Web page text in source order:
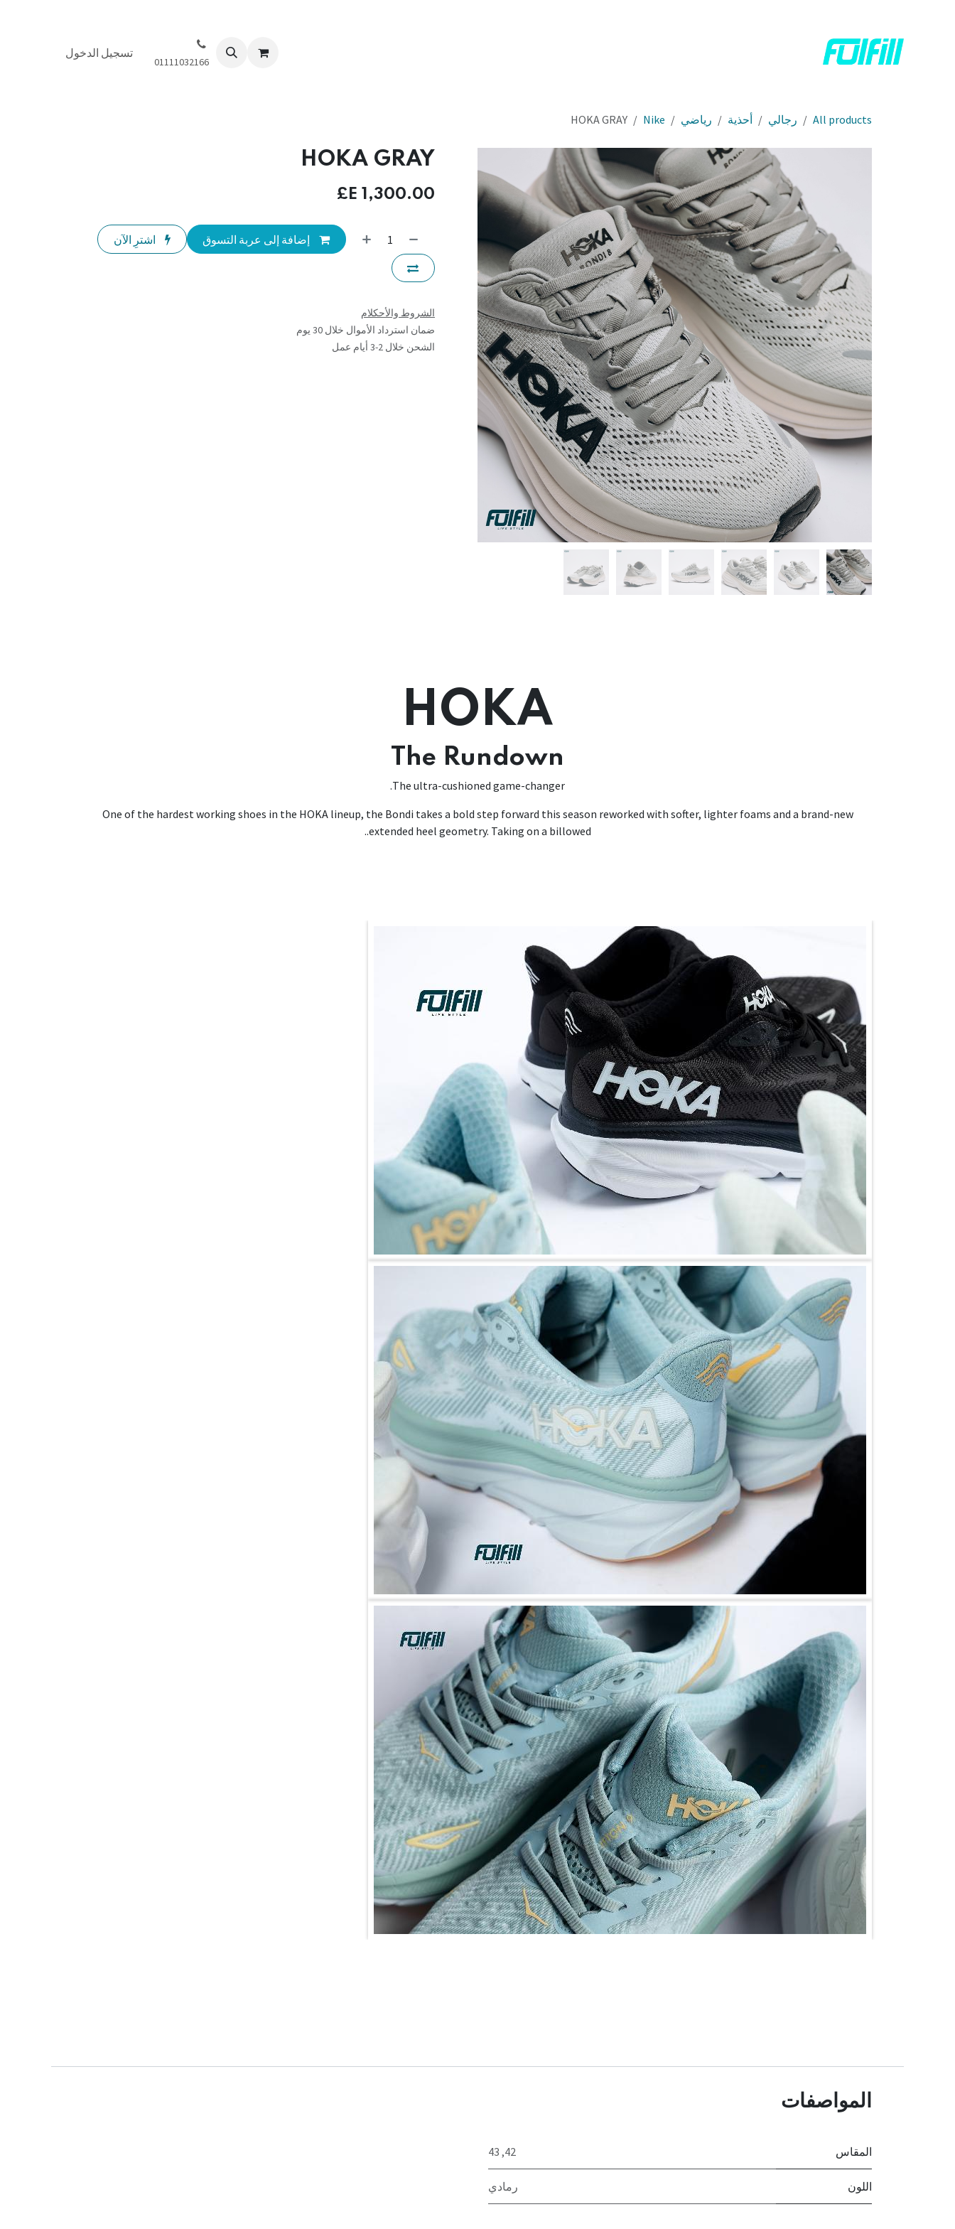
01111032166
تسجيل الدخول
All products رجالي أحذية رياضي Nike
HOKA GRAY
HOKA GRAY
1,300.00
إضافة إلى عربة التسوق اشترِ الآن
الشروط والأحكلام
ضمان استرداد الأموال خلال 30 يوم
الشحن خلال 2-3 أيام عمل
HOKA
The Rundown
The ultra-cushioned game-changer.
One of the hardest working shoes in the HOKA lineup, the Bondi takes a bold step forward this season reworked with softer, lighter foams and a brand-new
extended heel geometry. Taking on a billowed..
المواصفات
المقاس 42
,
43
اللون رمادي